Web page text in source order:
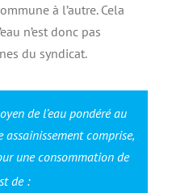
à l’autre. Cela
n’est donc pas
du syndicat.
de l’eau pondéré au
assainissement comprise,
une consommation de
de :